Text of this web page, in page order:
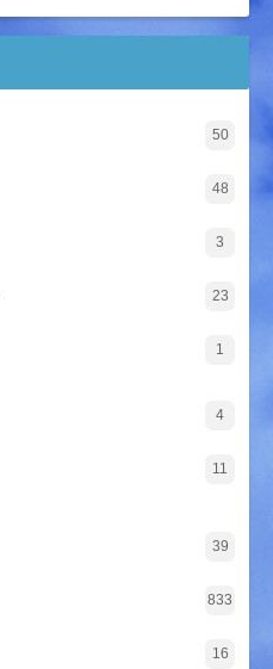
50
48
3
23
1
4
11
39
833
16